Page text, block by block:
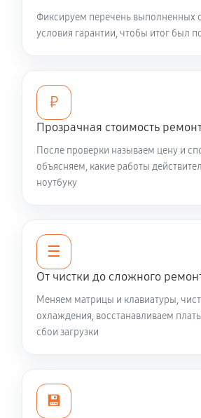
Замена видеокарты ноутбука
1440 руб 60
Замена видеочипа ноутбука
2470 руб 120
Настройка BIOS ноутбука Xiaomi
Ремонт подсветки ноутбука Xiaomi
Настройка ОС ноутбука Xiaomi 16
980 руб 60
Фиксируем перечень выполненных
условия гарантии, чтобы итог был
₽
Прозрачная стоимость
После проверки называем цену и
объясняем, какие работы
ноутбуку
☰
От чистки до сложного
Меняем матрицы и клавиатуры,
охлаждения, восстанавливаем
сбои загрузки
💾